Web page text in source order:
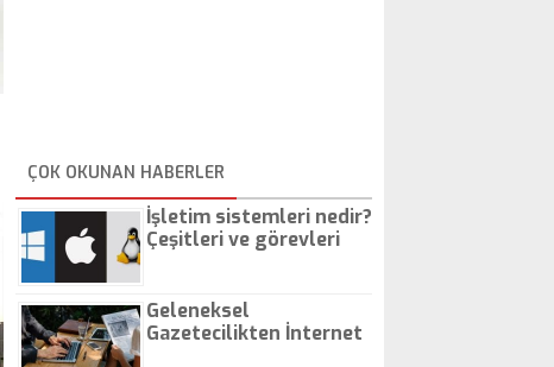
ÇOK OKUNAN HABERLER
İşletim sistemleri nedir?
Çeşitleri ve görevleri
Geleneksel
Gazetecilikten İnternet